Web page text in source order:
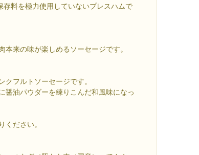
料を極力使用していないプレスハムで
来の味が楽しめるソーセージです。
クフルトソーセージです。
醤油パウダーを練りこんだ和風味になっ
ください。